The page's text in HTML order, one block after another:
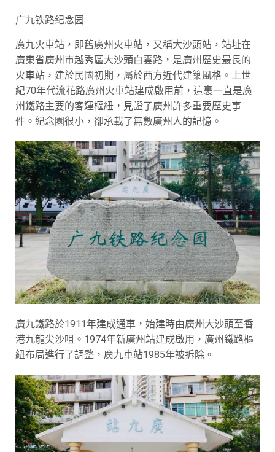
广九铁路纪念园
廣九火車站，即舊廣州火車站，又稱大沙頭站，站址在
廣東省廣州市越秀區大沙頭白雲路，是廣州歷史最長的
火車站，建於民國初期，屬於西方近代建築風格。上世
紀70年代流花路廣州火車站建成啟用前，這裏一直是廣
州鐵路主要的客運樞紐，見證了廣州許多重要歷史事
件。紀念園很小，卻承載了無數廣州人的記憶。
廣九鐵路於1911年建成通車，始建時由廣州大沙頭至香
港九龍尖沙咀。1974年新廣州站建成啟用，廣州鐵路樞
紐布局進行了調整，廣九車站1985年被拆除。